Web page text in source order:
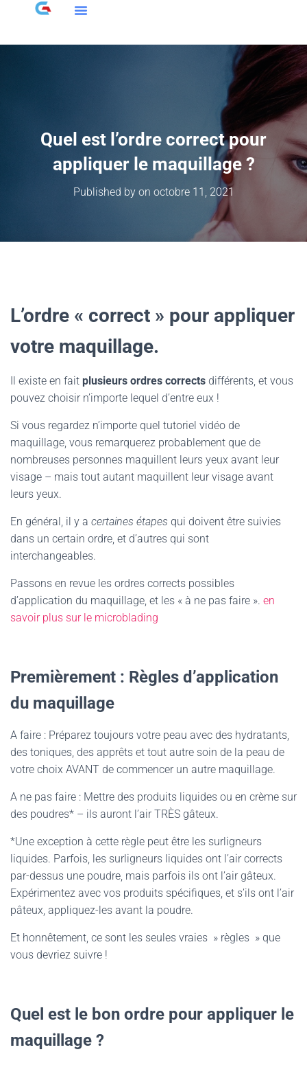
Quel est l’ordre correct pour
appliquer le maquillage ?
Published by on octobre 11, 2021
L’ordre « correct » pour appliquer
votre maquillage.
Il existe en fait plusieurs ordres corrects différents, et vous
pouvez choisir n’importe lequel d’entre eux !
Si vous regardez n’importe quel tutoriel vidéo de
maquillage, vous remarquerez probablement que de
nombreuses personnes maquillent leurs yeux avant leur
visage – mais tout autant maquillent leur visage avant
leurs yeux.
En général, il y a certaines étapes qui doivent être suivies
dans un certain ordre, et d’autres qui sont
interchangeables.
Passons en revue les ordres corrects possibles
d’application du maquillage, et les « à ne pas faire ». en
savoir plus sur le microblading
Premièrement : Règles d’application
du maquillage
A faire : Préparez toujours votre peau avec des hydratants,
des toniques, des apprêts et tout autre soin de la peau de
votre choix AVANT de commencer un autre maquillage.
A ne pas faire : Mettre des produits liquides ou en crème sur
des poudres* – ils auront l’air TRÈS gâteux.
*Une exception à cette règle peut être les surligneurs
liquides. Parfois, les surligneurs liquides ont l’air corrects
par-dessus une poudre, mais parfois ils ont l’air gâteux.
Expérimentez avec vos produits spécifiques, et s’ils ont l’air
pâteux, appliquez-les avant la poudre.
Et honnêtement, ce sont les seules vraies » règles » que
vous devriez suivre !
Quel est le bon ordre pour appliquer le
maquillage ?